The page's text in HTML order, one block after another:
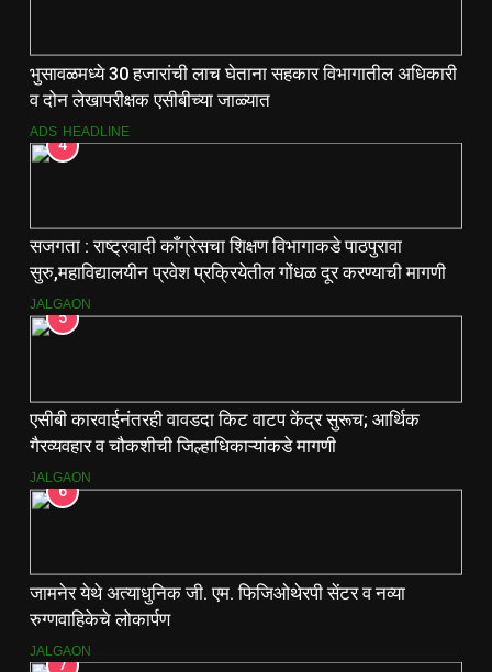
भुसावळमध्ये 30 हजारांची लाच घेताना सहकार विभागातील अधिकारी
व दोन लेखापरीक्षक एसीबीच्या जाळ्यात
ADS HEADLINE
4
सजगता : राष्ट्रवादी काँग्रेसचा शिक्षण विभागाकडे पाठपुरावा
सुरु,महाविद्यालयीन प्रवेश प्रक्रियेतील गोंधळ दूर करण्याची मागणी
JALGAON
5
एसीबी कारवाईनंतरही वावडदा किट वाटप केंद्र सुरूच; आर्थिक
गैरव्यवहार व चौकशीची जिल्हाधिकाऱ्यांकडे मागणी
JALGAON
6
जामनेर येथे अत्याधुनिक जी. एम. फिजिओथेरपी सेंटर व नव्या
रुग्णवाहिकेचे लोकार्पण
JALGAON
7